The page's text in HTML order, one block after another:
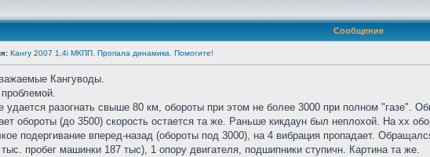
Сообщение
Кангу 2007 1,4i МКПП. Пропала динамика. Помогите!
Кангуводы.
удается разогнать свыше 80 км, обороты при этом не более 3000 при полном "газе".
обороты (до 3500) скорость остается та же. Раньше кикдаун был неплохой. На хх
подергивание вперед-назад (обороты под 3000), на 4 вибрация пропадает.
пробег машинки 187 тыс), 1 опору двигателя, подшипники ступичн. Картина та же.